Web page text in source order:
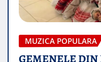
MUZICA POPULARA